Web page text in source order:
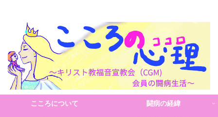
こころについて 闘病の経緯